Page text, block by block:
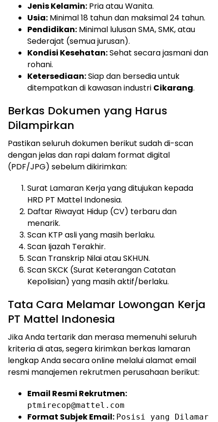
Jenis Kelamin: Pria atau Wanita.
Usia: Minimal 18 tahun dan maksimal 24 tahun.
Pendidikan: Minimal lulusan SMA, SMK, atau
Sederajat (semua jurusan).
Kondisi Kesehatan:Sehat secara jasmani dan
rohani.
Ketersediaan:Siap dan bersedia untuk
ditempatkan di kawasan industri Cikarang.
Berkas Dokumen yang Harus
Dilampirkan
Pastikan seluruh dokumen berikut sudah di-scan
dengan jelas dan rapi dalam format digital
(PDF/JPG) sebelum dikirimkan:
Surat Lamaran Kerja yang ditujukan kepada
HRD PT Mattel Indonesia.
Daftar Riwayat Hidup (CV) terbaru dan
menarik.
Scan KTP asli yang masih berlaku.
Scan Ijazah Terakhir.
Scan Transkrip Nilai atau SKHUN.
Scan SKCK (Surat Keterangan Catatan
Kepolisian) yang masih aktif/berlaku.
Tata Cara Melamar Lowongan Kerja
PT Mattel Indonesia
Jika Anda tertarik dan merasa memenuhi seluruh
kriteria di atas, segera kirimkan berkas lamaran
lengkap Anda secara online melalui alamat email
resmi manajemen rekrutmen perusahaan berikut:
Email Resmi Rekrutmen:
ptmirecop@mattel.com
Format Subjek Email: Posisi yang Dilamar